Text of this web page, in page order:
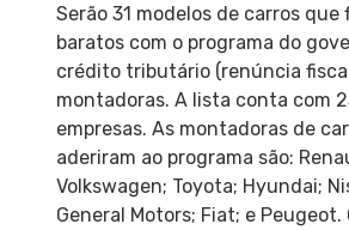
Serão 31 modelos de carros que
baratos com o programa do
crédito tributário (renúncia
montadoras. A lista conta com
empresas. As montadoras de
aderiram ao programa são:
Volkswagen; Toyota; Hyundai;
General Motors; Fiat; e Peugeot.